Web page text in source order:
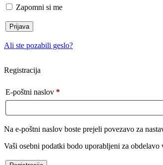
Zapomni si me
Prijava
Ali ste pozabili geslo?
Registracija
E-poštni naslov *
Na e-poštni naslov boste prejeli povezavo za
Vaši osebni podatki bodo uporabljeni za obdelavo